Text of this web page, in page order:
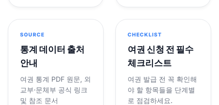
SOURCE
통계 데이터 출처
안내
여권 통계 PDF 원문, 외
교부·문체부 공식 링크
및 참조 문서
CHECKLIST
여권 신청 전 필수
체크리스트
여권 발급 전 꼭 확인해
야 할 항목들을 단계별
로 점검하세요.